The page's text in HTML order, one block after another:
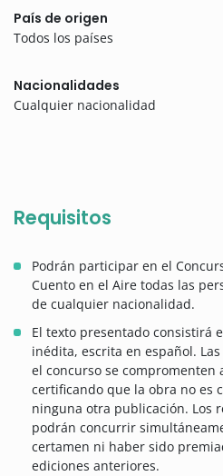
País de origen
Todos los países
Nacionalidades
Cualquier nacionalidad
Requisitos
Podrán participar en el
Cuento en el Aire todas las
de cualquier nacionalidad.
El texto presentado consistirá
inédita, escrita en español.
el concurso se compromenten
certificando que la obra no es
ninguna otra publicación. Los
podrán concurrir
certamen ni haber sido
ediciones anteriores.